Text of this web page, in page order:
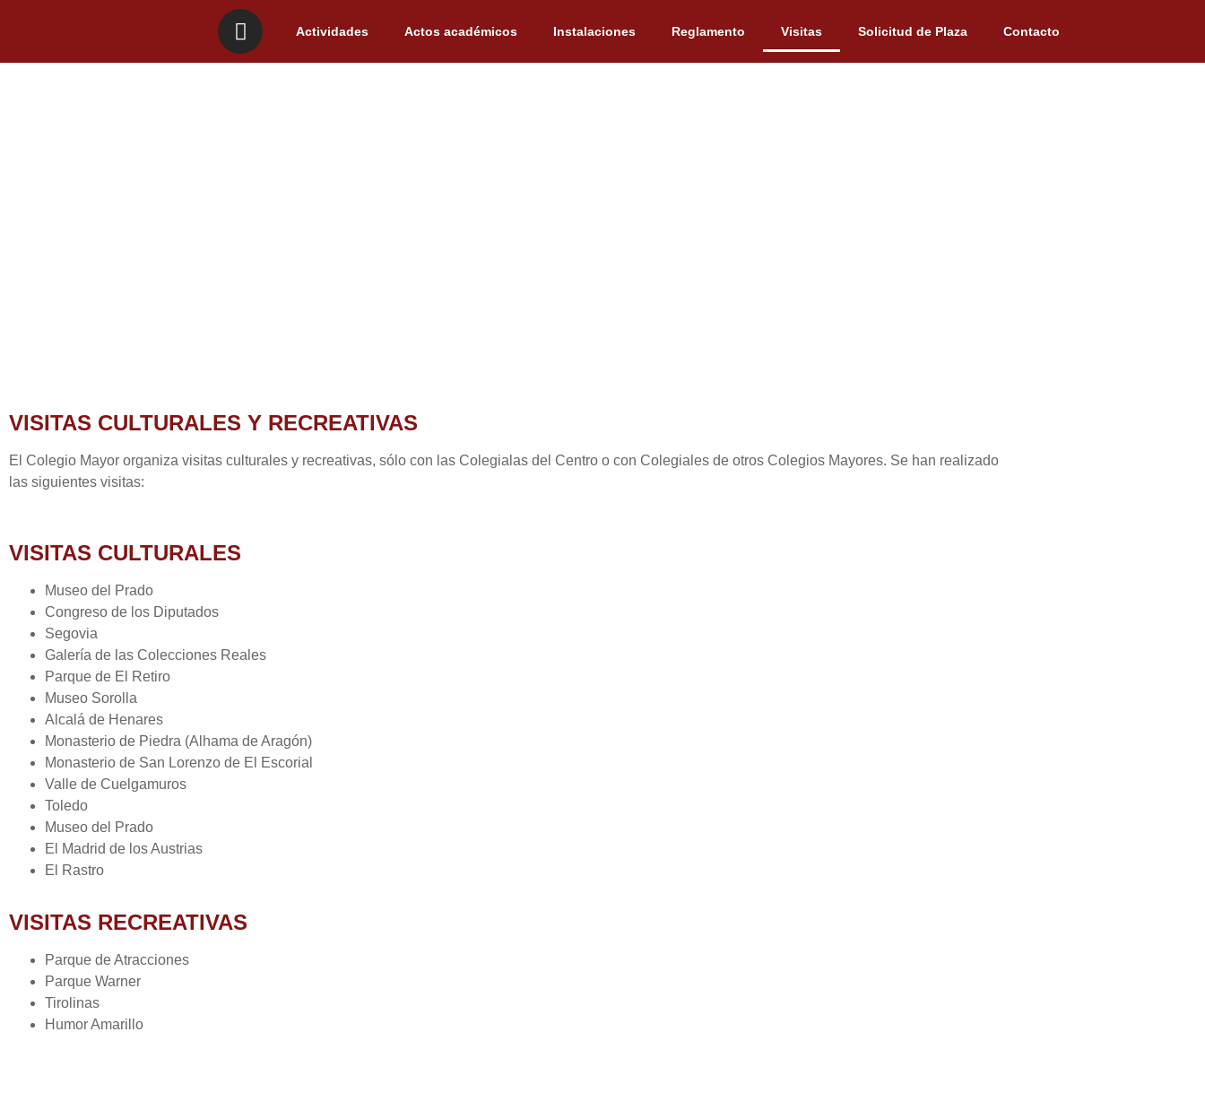
Actividades Actos académicos Instalaciones Reglamento Visitas Solicitud de Plaza Contacto
VISITAS CULTURALES Y RECREATIVAS
El Colegio Mayor organiza visitas culturales y recreativas, sólo con las Colegialas del Centro o con Colegiales de otros Colegios Mayores. Se han realizado
las siguientes visitas:
VISITAS CULTURALES
Museo del Prado
Congreso de los Diputados
Segovia
Galería de las Colecciones Reales
Parque de El Retiro
Museo Sorolla
Alcalá de Henares
Monasterio de Piedra (Alhama de Aragón)
Monasterio de San Lorenzo de El Escorial
Valle de Cuelgamuros
Toledo
Museo del Prado
El Madrid de los Austrias
El Rastro
VISITAS RECREATIVAS
Parque de Atracciones
Parque Warner
Tirolinas
Humor Amarillo